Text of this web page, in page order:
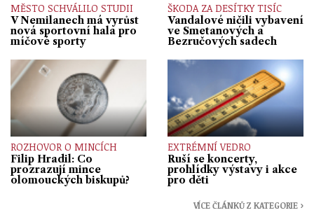
MĚSTO SCHVÁLILO STUDII
V Nemilanech má vyrůst
nová sportovní hala pro
míčové sporty
ŠKODA ZA DESÍTKY TISÍC
Vandalové ničili vybavení
ve Smetanových a
Bezručových sadech
ROZHOVOR O MINCÍCH
Filip Hradil: Co
prozrazují mince
olomouckých biskupů?
EXTRÉMNÍ VEDRO
Ruší se koncerty,
prohlídky výstavy i akce
pro děti
VÍCE ČLÁNKŮ Z KATEGORIE ›